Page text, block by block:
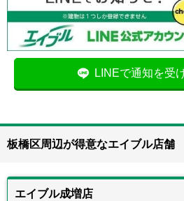
LINEで通知を受
板橋区周辺が得意なエイブル店舗
エイブル成増店